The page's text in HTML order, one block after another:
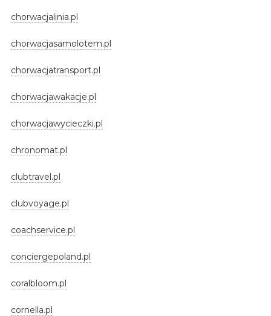
chorwacjalinia.pl
chorwacjasamolotem.pl
chorwacjatransport.pl
chorwacjawakacje.pl
chorwacjawycieczki.pl
chronomat.pl
clubtravel.pl
clubvoyage.pl
coachservice.pl
conciergepoland.pl
coralbloom.pl
cornella.pl